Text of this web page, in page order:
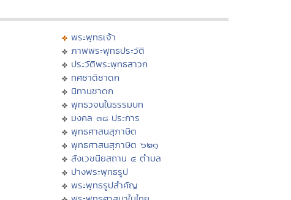
พระพุทธเจ้า
ภาพพระพุทธประวัติ
ประวัติพระพุทธสาวก
ทศชาติชาดก
นิทานชาดก
พุทธวจนในธรรมบท
มงคล ๓๘ ประการ
พุทธศาสนสุภาษิต
พุทธศาสนสุภาษิต ๖๒๑
สังเวชนียสถาน ๔ ตำบล
ปางพระพุทธรูป
พระพุทธรูปสำคัญ